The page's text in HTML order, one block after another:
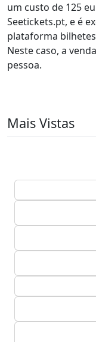
um custo de 125
Seetickets.pt, e é
plataforma
Neste caso, a
pessoa.
Mais Vistas